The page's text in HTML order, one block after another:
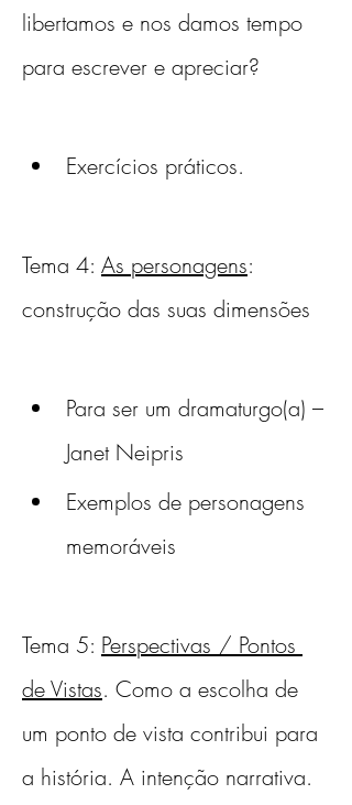
libertamos e nos damos tempo
para escrever e apreciar?
Exercícios práticos.
Tema 4: As personagens:
construção das suas dimensões
Para ser um dramaturgo(a) –
Janet Neipris
Exemplos de personagens
memoráveis
Tema 5: Perspectivas / Pontos
de Vistas. Como a escolha de
um ponto de vista contribui para
a história. A intenção narrativa.